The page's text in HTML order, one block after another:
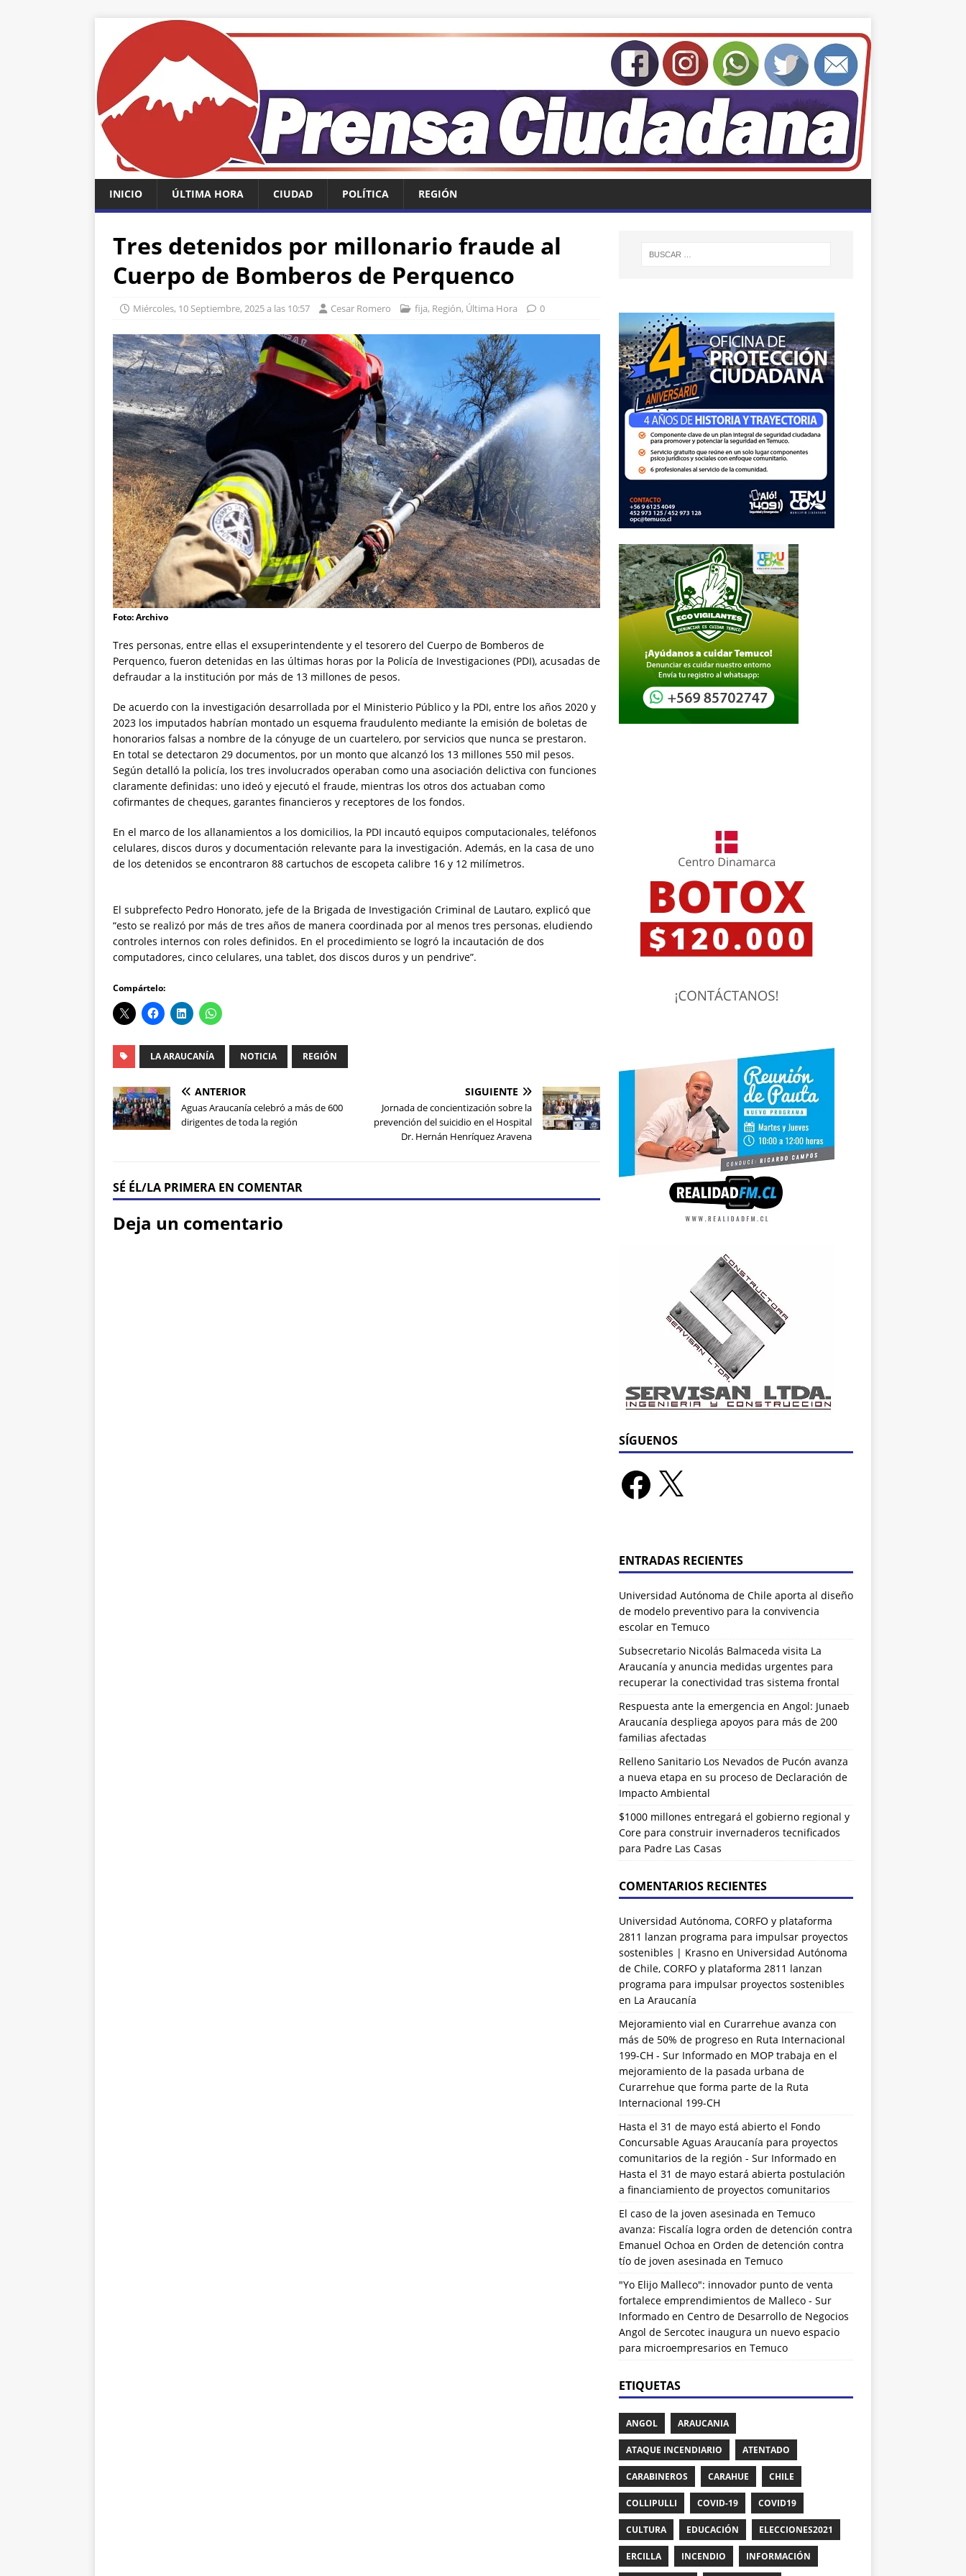
INICIO ÚLTIMA HORA CIUDAD POLÍTICA REGIÓN
Tres detenidos por millonario fraude al
Cuerpo de Bomberos de Perquenco
Miércoles, 10 Septiembre, 2025 a las 10:57 Cesar Romero fija, Región, Última Hora 0
Foto: Archivo
Tres personas, entre ellas el exsuperintendente y el tesorero del Cuerpo de Bomberos de
Perquenco, fueron detenidas en las últimas horas por la Policía de Investigaciones (PDI), acusadas de
defraudar a la institución por más de 13 millones de pesos.
De acuerdo con la investigación desarrollada por el Ministerio Público y la PDI, entre los años 2020 y
2023 los imputados habrían montado un esquema fraudulento mediante la emisión de boletas de
honorarios falsas a nombre de la cónyuge de un cuartelero, por servicios que nunca se prestaron.
En total se detectaron 29 documentos, por un monto que alcanzó los 13 millones 550 mil pesos.
Según detalló la policía, los tres involucrados operaban como una asociación delictiva con funciones
claramente definidas: uno ideó y ejecutó el fraude, mientras los otros dos actuaban como
cofirmantes de cheques, garantes financieros y receptores de los fondos.
En el marco de los allanamientos a los domicilios, la PDI incautó equipos computacionales, teléfonos
celulares, discos duros y documentación relevante para la investigación. Además, en la casa de uno
de los detenidos se encontraron 88 cartuchos de escopeta calibre 16 y 12 milímetros.
El subprefecto Pedro Honorato, jefe de la Brigada de Investigación Criminal de Lautaro, explicó que
“esto se realizó por más de tres años de manera coordinada por al menos tres personas, eludiendo
controles internos con roles definidos. En el procedimiento se logró la incautación de dos
computadores, cinco celulares, una tablet, dos discos duros y un pendrive”.
Compártelo:
LA ARAUCANÍA NOTICIA REGIÓN
ANTERIOR
Aguas Araucanía celebró a más de 600
dirigentes de toda la región
SIGUIENTE
Jornada de concientización sobre la
prevención del suicidio en el Hospital
Dr. Hernán Henríquez Aravena
SÉ ÉL/LA PRIMERA EN COMENTAR
Deja un comentario
SÍGUENOS
ENTRADAS RECIENTES
Universidad Autónoma de Chile aporta al diseño
de modelo preventivo para la convivencia
escolar en Temuco
Subsecretario Nicolás Balmaceda visita La
Araucanía y anuncia medidas urgentes para
recuperar la conectividad tras sistema frontal
Respuesta ante la emergencia en Angol: Junaeb
Araucanía despliega apoyos para más de 200
familias afectadas
Relleno Sanitario Los Nevados de Pucón avanza
a nueva etapa en su proceso de Declaración de
Impacto Ambiental
$1000 millones entregará el gobierno regional y
Core para construir invernaderos tecnificados
para Padre Las Casas
COMENTARIOS RECIENTES
Universidad Autónoma, CORFO y plataforma
2811 lanzan programa para impulsar proyectos
sostenibles | Krasnoen Universidad Autónoma
de Chile, CORFO y plataforma 2811 lanzan
programa para impulsar proyectos sostenibles
en La Araucanía
Mejoramiento vial en Curarrehue avanza con
más de 50% de progreso en Ruta Internacional
199-CH - Sur Informadoen MOP trabaja en el
mejoramiento de la pasada urbana de
Curarrehue que forma parte de la Ruta
Internacional 199-CH
Hasta el 31 de mayo está abierto el Fondo
Concursable Aguas Araucanía para proyectos
comunitarios de la región - Sur Informadoen
Hasta el 31 de mayo estará abierta postulación
a financiamiento de proyectos comunitarios
El caso de la joven asesinada en Temuco
avanza: Fiscalía logra orden de detención contra
Emanuel Ochoa en Orden de detención contra
tío de joven asesinada en Temuco
"Yo Elijo Malleco": innovador punto de venta
fortalece emprendimientos de Malleco - Sur
Informadoen Centro de Desarrollo de Negocios
Angol de Sercotec inaugura un nuevo espacio
para microempresarios en Temuco
ETIQUETAS
ANGOL ARAUCANIA
ATAQUE INCENDIARIO ATENTADO
CARABINEROS CARAHUE CHILE
COLLIPULLI COVID-19 COVID19
CULTURA EDUCACIÓN ELECCIONES2021
ERCILLA INCENDIO INFORMACIÓN